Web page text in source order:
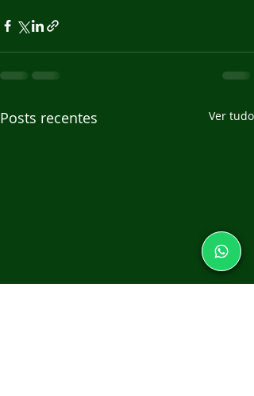
Posts recentes Ver tudo